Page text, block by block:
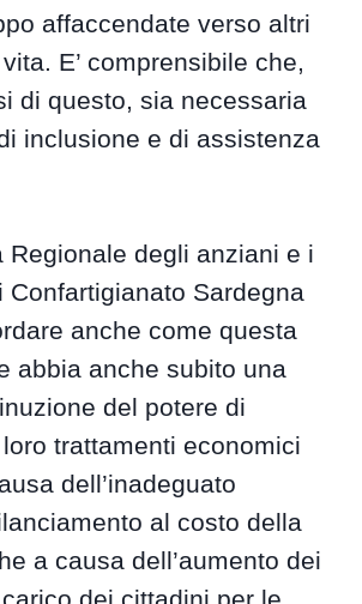
affaccendate verso altri
E’ comprensibile che,
di questo, sia necessaria
inclusione e di assistenza
Regionale degli anziani e i
Confartigianato Sardegna
anche come questa
abbia anche subito una
del potere di
trattamenti economici
dell’inadeguato
al costo della
a causa dell’aumento dei
dei cittadini per le